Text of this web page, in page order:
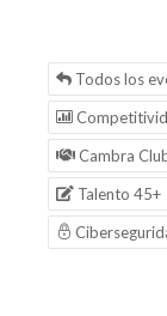
Todos los
Cambra
Talento 45+